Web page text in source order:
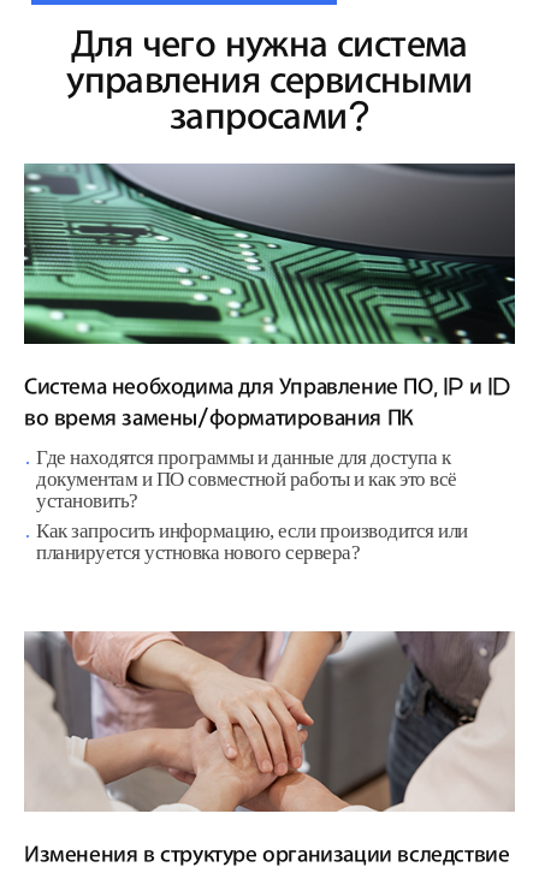
Для чего нужна система
управления сервисными
запросами?
Система необходима для Управление ПО, IP и ID
во время замены/форматирования ПК
Где находятся программы и данные для доступа к
документам и ПО совместной работы и как это всё
установить?
Как запросить информацию, если производится или
планируется устновка нового сервера?
Изменения в структуре организации вследствие